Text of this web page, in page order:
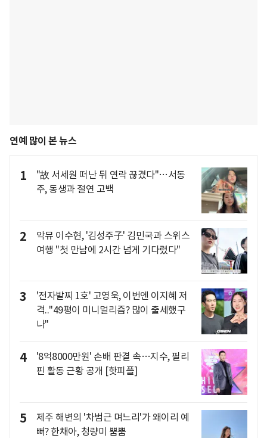
연예 많이 본 뉴스
1
"故 서세원 떠난 뒤 연락 끊겼다"…서동
주, 동생과 절연 고백
2
악뮤 이수현, '김성주子' 김민국과 스위스
여행 "첫 만남에 2시간 넘게 기다렸다"
3
'전자발찌 1호' 고영욱, 이번엔 이지혜 저
격.."49평이 미니멀리즘? 많이 출세했구
나"
4
'8억8000만원' 손배 판결 속…지수, 필리
핀 활동 근황 공개 [핫피플]
5
제주 해변의 '차범근 며느리'가 왜이리 예
뻐? 한채아, 청량미 뿜뿜